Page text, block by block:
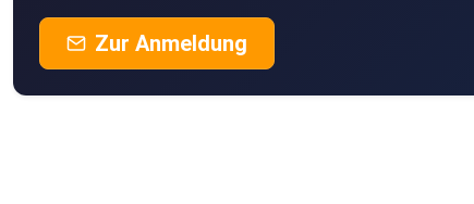
Nettihoert
Zur Anmeldung